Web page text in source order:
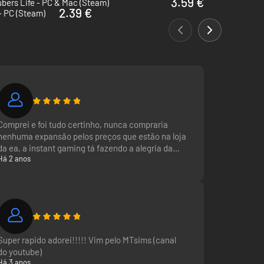
Life - PC & Mac (Steam)
(Steam)
2.39 €
e foi tudo certinho, nunca compraria
expansão pelos preços que estão na loja
ea, a instant gaming tá fazendo a alegria da
Super recomendo! ?
2 anos
rapido adorei!!!!! Vim pelo MTsims (canal
youtube)
3 anos